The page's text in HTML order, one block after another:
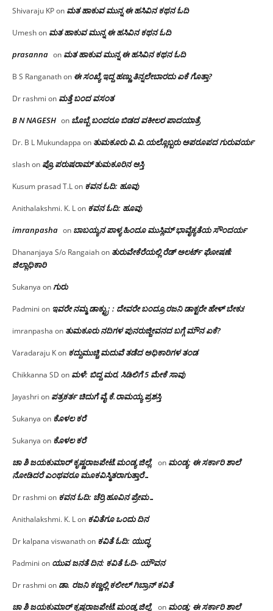
Shivaraju KPon ಮತ ಹಾಕುವ ಮುನ್ನ ಈ ಹಸಿವಿನ ಕಥನ ಓದಿ
Umeshon ಮತ ಹಾಕುವ ಮುನ್ನ ಈ ಹಸಿವಿನ ಕಥನ ಓದಿ
prasanna on ಮತ ಹಾಕುವ ಮುನ್ನ ಈ ಹಸಿವಿನ ಕಥನ ಓದಿ
B S Ranganathon ಈ ಸಂಖ್ಯೆ ಇದ್ದ ಹಣ್ಣು ತಿನ್ನಲೇಬಾರದು ಏಕೆ ಗೊತ್ತಾ?
Dr rashmi on ಮತ್ತೆ ಬಂದ ವಸಂತ
B N NAGESH on ಬೊಬ್ಬೆ ಬಂದರೂ ಬಿಡದ ವಕೀಲರ ಪಾದಯಾತ್ರೆ
Dr. B L Mukundappa on ತುಮಕೂರು‌ ವಿ.ವಿ.ಯಲ್ಲೊಬ್ಬರು ಅಪರೂಪದ ಗುರುವರ್ಯ
slashon ಪ್ರೊ.ಪರುಷರಾಮ್ ತುಮಕೂರಿನ ಆಸ್ತಿ
Kusum prasad T.Lon ಕವನ ಓದಿ: ಹೂವು
Anithalakshmi. K. Lon ಕವನ ಓದಿ: ಹೂವು
imranpasha on ಬಾಬಯ್ಯನ ಪಾಳ್ಯ ಹಿಂದೂ ಮುಸ್ಲಿಮ್ ಭಾವೈಕ್ಯತೆಯ ಸೌಂದರ್ಯ
Dhananjaya S/o Rangaiahon ತುರುವೇಕೆರೆಯಲ್ಲಿ ರೆಡ್ ಅಲರ್ಟ್ ಘೋಷಣೆ:
ಜಿಲ್ಲಾಧಿಕಾರಿ
Sukanya onಗುರು
Padmini on ಇವರೇ ನಮ್ಮ ಡಾಕ್ಟ್ರು; : ದೇವರೇ ಬಂದ್ರೂ ರಜನಿ ಡಾಕ್ಟರೇ ಹೇಳ್ ಬೇಕು!
imranpasha on ತುಮಕೂರು ನದಿಗಳ ಪುನರುಜ್ಜೀವನದ ಬಗ್ಗೆ ಮೌನ ಏಕೆ?
Varadaraju Kon ಕದ್ದುಮುಚ್ಚಿ ಮದುವೆ ತಡೆದ ಅಧಿಕಾರಿಗಳ ತಂಡ
Chikkanna SD on ಮಳೆ: ಬಿದ್ದ ಮರ, ಸಿಡಿಲಿಗೆ 5 ಮೇಕೆ ಸಾವು
Jayashri on ಪತ್ರಕರ್ತ ಚಿದುಗೆ ವೈ.ಕೆ.ರಾಮಯ್ಯ ಪ್ರಶಸ್ತಿ
Sukanya on ಕೊಳಲ ಕರೆ
Sukanya on ಕೊಳಲ ಕರೆ
ಚಾ ಶಿ ಜಯಕುಮಾರ್ ಕೃಷ್ಣರಾಜಪೇಟೆ.ಮಂಡ್ಯ ಜಿಲ್ಲೆ. on ಮಂಡ್ಯ: ಈ ಸರ್ಕಾರಿ ಶಾಲೆ
ನೋಡಿದರೆ ಎಂಥವರೂ ಮೂಕವಿಸ್ಮಿತರಾಗುತ್ತಾರೆ…
Dr rashmi on ಕವನ ಓದಿ: ಚೆರ್ರಿ ಹೂವಿನ ಪ್ರೇಮ…
Anithalakshmi. K. Lon ಕವಿತೆಗೂ ಒಂದು ದಿನ
Dr kalpana viswanathon ಕವಿತೆ ಓದಿ: ಯುದ್ಧ
Padmini on ಯುವ ಜನತೆ ದಿನ: ಕವಿತೆ ಓದಿ- ಯೌವನ
Dr rashmi on ಡಾ. ರಜನಿ‌ ಕಣ್ಣಲ್ಲಿ ಕಲೀಲ್ ಗಿಬ್ರಾನ್ ಕವಿತೆ
ಚಾ ಶಿ ಜಯಕುಮಾರ್ ಕೃಷ್ಣರಾಜಪೇಟೆ.ಮಂಡ್ಯ ಜಿಲ್ಲೆ. on ಮಂಡ್ಯ: ಈ ಸರ್ಕಾರಿ ಶಾಲೆ